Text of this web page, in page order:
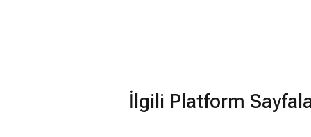
İlgili Platform